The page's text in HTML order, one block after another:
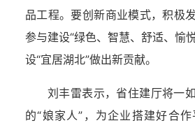
品工程。要创新商业模式，积极
参与建设“绿色、智慧、舒适、愉
设“宜居湖北”做出新贡献。
刘丰雷表示，省住建厅将一
的“娘家人”，为企业搭建好合